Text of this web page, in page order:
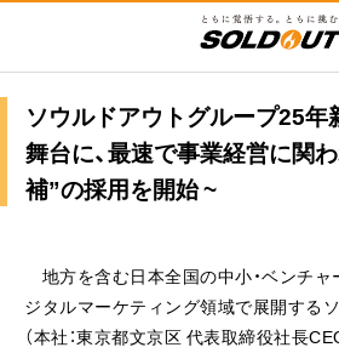
ン
ソウルドアウトグループ25年
舞台に、最速で事業経営に関
補”の採用を開始 ~
地方を含む日本全国の中小・ベンチ
ジタルマーケティング領域で展開する
（本社：東京都文京区 代表取締役社長